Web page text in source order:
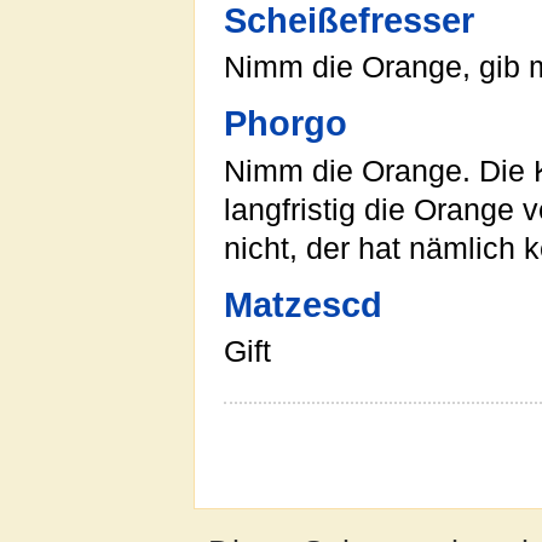
Scheißefresser
Nimm die Orange, gib
Phorgo
Nimm die Orange. Die
langfristig die Orange
nicht, der hat nämlich
Matzescd
Gift